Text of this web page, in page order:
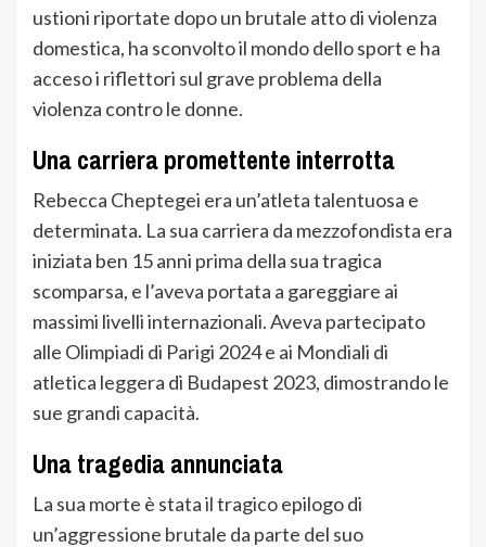
ustioni riportate dopo un brutale atto di violenza
domestica, ha sconvolto il mondo dello sport e ha
acceso i riflettori sul grave problema della
violenza contro le donne.
Una carriera promettente interrotta
Rebecca Cheptegei era un’atleta talentuosa e
determinata. La sua carriera da mezzofondista era
iniziata ben 15 anni prima della sua tragica
scomparsa, e l’aveva portata a gareggiare ai
massimi livelli internazionali. Aveva partecipato
alle Olimpiadi di Parigi 2024 e ai Mondiali di
atletica leggera di Budapest 2023, dimostrando le
sue grandi capacità.
Una tragedia annunciata
La sua morte è stata il tragico epilogo di
un’aggressione brutale da parte del suo